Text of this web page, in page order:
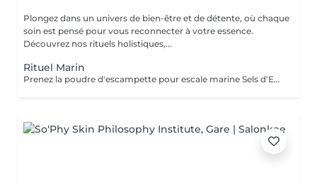
Plongez dans un univers de bien-être et de détente, où chaque
soin est pensé pour vous reconnecter à votre essence.
Découvrez nos rituels holistiques,...
Rituel Marin
Prenez la poudre d'escampette pour escale marine Sels d'Epsom, algues, poudre de pierres précieuses, huiles essentielles de Lédon De Groenland, c'est tout un programme qui vous attend afin de vous reminéraliser, vous purifier mais aussi vous détendre et à la fois vous énergiser Véritable moment de relaxation complète. Sauna infrarouge, Massage shiatsu, bol d'air jacquier, douche. Onction du huiles précieuses, hammam crânien, facial et respiratoire, bains rythmés avec méditation guidée, exercices de sophrologie, shampooing, pose de masque et massage crânien, rituel de la cascade, rinçage à l'infusion de plantes qui clôture le soin. Le soin ne comprend pas le brushing